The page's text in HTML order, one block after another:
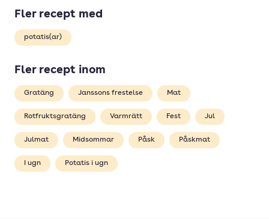
Fler recept med
potatis(ar)
Fler recept inom
Gratäng Janssons frestelse Mat
Rotfruktsgratäng Varmrätt Fest Jul
Julmat Midsommar Påsk Påskmat
I ugn Potatis i ugn